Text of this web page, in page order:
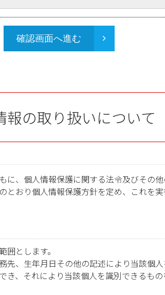
確認画面へ進む
報の取り扱いについて
に、個人情報保護に関する法令及びその
おり個人情報保護方針を定め、これを実
とします。
先、生年月日その他の記述により当該個
き、それにより当該個人を識別できるも